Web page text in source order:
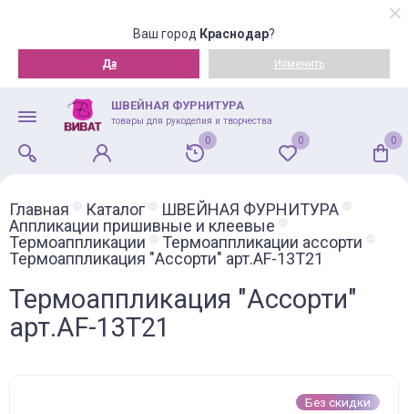
Ваш город Краснодар?
Да Изменить
ШВЕЙНАЯ ФУРНИТУРА
товары для рукоделия и творчества
0 0 0
Главная Каталог
ШВЕЙНАЯ ФУРНИТУРА
Аппликации пришивные и клеевые
Термоаппликации
Термоаппликации ассорти
Термоаппликация "Ассорти" арт.AF-13T21
Термоаппликация "Ассорти"
арт.AF-13T21
Без скидки